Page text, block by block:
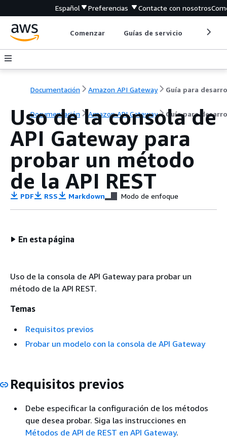
Español Preferencias Contacte con nosotros
Comenzar Guías de servicio
Documentación Amazon API Gateway
Documentación Amazon API Gateway Guía para
Uso de la consola de
API Gateway para
probar un método
de la API REST
PDF RSS Markdown Modo de enfoque
En esta página
Uso de la consola de API Gateway para probar un
método de la API REST.
Temas
Requisitos previos
Probar un modelo con la consola de API Gateway
Requisitos previos
Debe especificar la configuración de los métodos
que desea probar. Siga las instrucciones en
Métodos de API de REST en API Gateway.